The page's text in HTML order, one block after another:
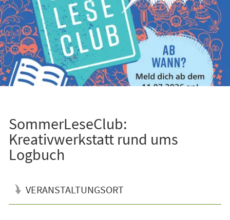
SommerLeseClub:
Kreativwerkstatt rund ums
Logbuch
VERANSTALTUNGSORT